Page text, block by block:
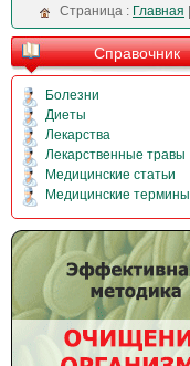
Cтраница : Главная
Справочник
Болезни
Диеты
Лекарства
Лекарственные травы
Медицинские статьи
Медицинские термины